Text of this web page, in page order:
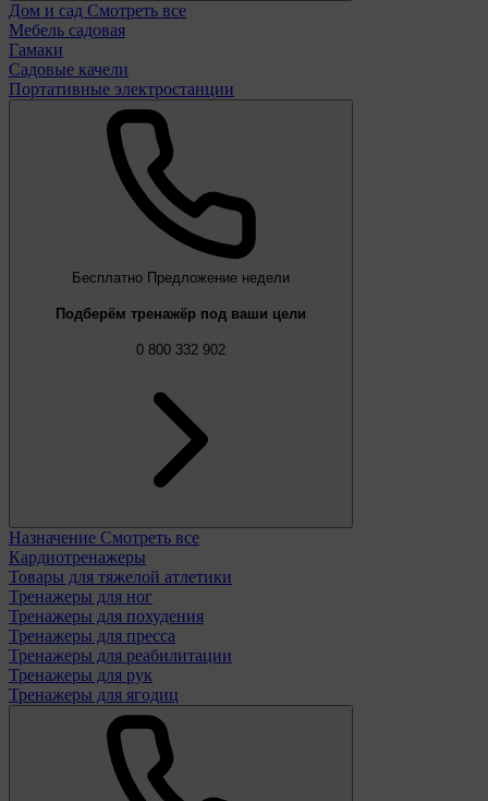
Дом и сад Смотреть все
Мебель садовая
Гамаки
Садовые качели
Портативные электростанции
Бесплатно Предложение недели
Подберём тренажёр под ваши цели
0 800 332 902
Назначение Смотреть все
Кардиотренажеры
Товары для тяжелой атлетики
Тренажеры для ног
Тренажеры для похудения
Тренажеры для пресса
Тренажеры для реабилитации
Тренажеры для рук
Тренажеры для ягодиц